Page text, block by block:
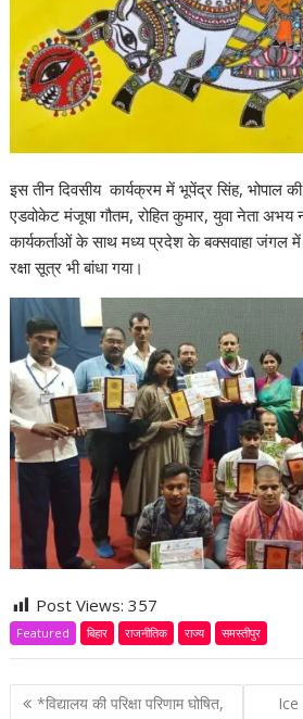
इस तीन दिवसीय कार्यक्रम में भूपेंद्र सिंह, भोपाल
एडवोकेट मंजूषा गौतम, रोहित कुमार, युवा नेता
कार्यकर्ताओं के साथ मध्य प्रदेश के बक्सवाहा जंगल
रक्षा सूत्र भी बांधा गया।
Post Views:357
Featured बिहार राजनीतिक राज्य समस्तीपुर
P *विद्यालय की परिक्षा परिणाम घोषित,